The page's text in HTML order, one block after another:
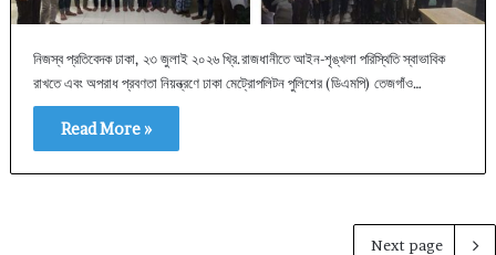
নিজস্ব প্রতিবেদক ঢাকা, ২৩ জুলাই ২০২৬ খ্রি.​রাজধানীতে আইন-শৃঙ্খলা পরিস্থিতি স্বাভাবিক
রাখতে এবং অপরাধ প্রবণতা নিয়ন্ত্রণে ঢাকা মেট্রোপলিটন পুলিশের (ডিএমপি) তেজগাঁও…
Read More »
Next page